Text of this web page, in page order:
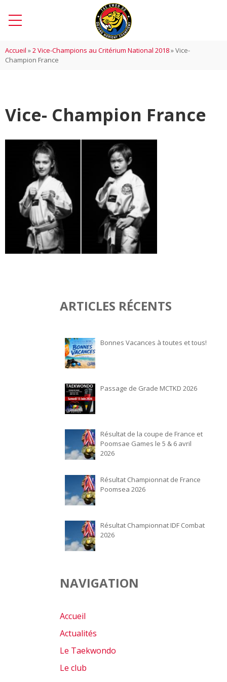
Accueil »2 Vice-Champions au Critérium National 2018»Vice-
Champion France
Vice- Champion France
ARTICLES RÉCENTS
Bonnes Vacances à toutes et tous!
Passage de Grade MCTKD 2026
Résultat de la coupe de France et
Poomsae Games le 5 & 6 avril
2026
Résultat Championnat de France
Poomsea 2026
Résultat Championnat IDF Combat
2026
NAVIGATION
Accueil
Actualités
Le Taekwondo
Le club